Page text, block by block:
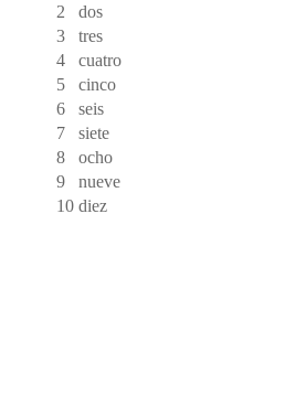
2
dos
3
tres
4
cuatro
5
cinco
6
seis
7
siete
8
ocho
9
nueve
10 diez